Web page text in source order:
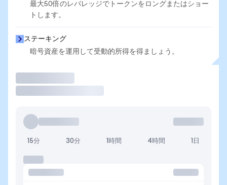
最大50倍のレバレッジでトークンをロングまたはショー
トします。
ステーキング
暗号資産を運用して受動的所得を得ましょう。
15分 30分 1時間 4時間 1日